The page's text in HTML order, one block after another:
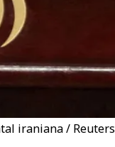
iraniana / Reuters